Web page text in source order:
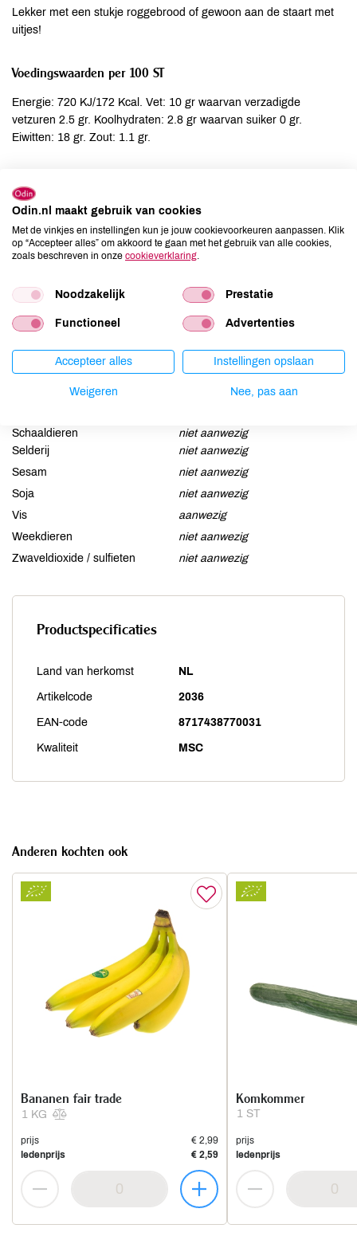
Lekker met een stukje roggebrood of gewoon aan de staart met
uitjes!
Voedingswaarden per 100 ST
Energie: 720 KJ/172 Kcal. Vet: 10 gr waarvan verzadigde
vetzuren 2.5 gr. Koolhydraten: 2.8 gr waarvan suiker 0 gr.
Eiwitten: 18 gr. Zout: 1.1 gr.
HARING (99%) MSC-gecertificeerd, azijn, zout, water
Allergenen
Ei
niet aanwezig
Gluten
niet aanwezig
Lactose
niet aanwezig
Lupine
niet aanwezig
niet aanwezig
Schaaldieren
niet aanwezig
Selderij
niet aanwezig
Sesam
niet aanwezig
Soja
niet aanwezig
Vis
aanwezig
Weekdieren
niet aanwezig
Zwaveldioxide / sulfieten
niet aanwezig
Productspecificaties
Land van herkomst NL
Artikelcode 2036
EAN-code 8717438770031
Kwaliteit MSC
Anderen kochten ook
1 KG
Bananen fair trade
prijs
€ 2,99
ledenprijs
€ 2,59
1 ST
Komkommer
prijs
ledenprijs
Odin.nl maakt gebruik van cookies
Met de vinkjes en instellingen kun je jouw cookievoorkeuren aanpassen. Klik
op “Accepteer alles” om akkoord te gaan met het gebruik van alle cookies,
zoals beschreven in onze cookieverklaring
Noodzakelijk Prestatie
Functioneel Advertenties
Accepteer alles Instellingen opslaan
Weigeren Nee, pas aan